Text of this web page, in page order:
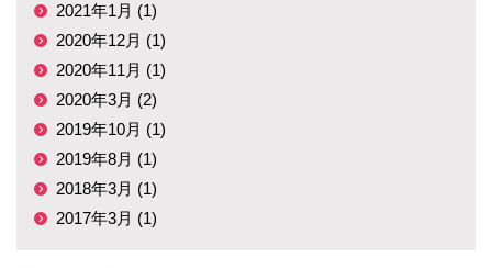
2021年1月 (1)
2020年12月 (1)
2020年11月 (1)
2020年3月 (2)
2019年10月 (1)
2019年8月 (1)
2018年3月 (1)
2017年3月 (1)